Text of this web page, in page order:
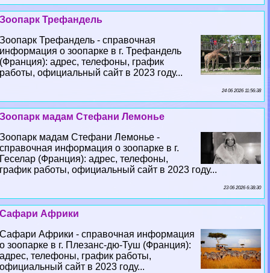
Зоопарк Трефандель
Зоопарк Трефандель - справочная
информация о зоопарке в г. Трефандель
(Франция): адрес, телефоны, график
работы, официальный сайт в 2023 году...
24 06 2026 11:56:38
Зоопарк мадам Стефани Лемонье
Зоопарк мадам Стефани Лемонье -
справочная информация о зоопарке в г.
Геселар (Франция): адрес, телефоны,
график работы, официальный сайт в 2023 году...
23 06 2026 6:38:30
Сафари Африки
Сафари Африки - справочная информация
о зоопарке в г. Плезанс-дю-Туш (Франция):
адрес, телефоны, график работы,
официальный сайт в 2023 году...